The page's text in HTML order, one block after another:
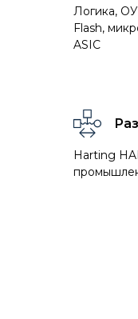
Логика,
Flash,
ASIC
Harting